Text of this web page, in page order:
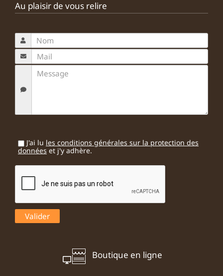
Au plaisir de vous relire
J'ai lu les conditions générales sur la protection des
données et j'y adhère.
Boutique en ligne